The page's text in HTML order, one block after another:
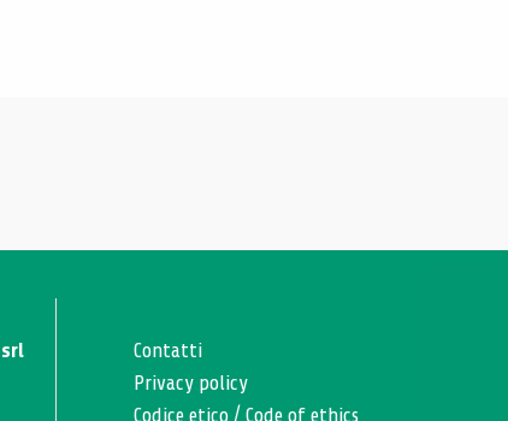
srl
Contatti
Privacy policy
Codice etico /Code of ethics